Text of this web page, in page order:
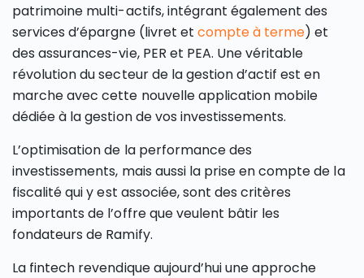
patrimoine multi-actifs, intégrant également des
services d’épargne (livret et compte à terme) et
des assurances-vie, PER et PEA. Une véritable
révolution du secteur de la gestion d’actif est en
marche avec cette nouvelle application mobile
dédiée à la gestion de vos investissements.
L’optimisation de la performance des
investissements, mais aussi la prise en compte de la
fiscalité qui y est associée, sont des critères
importants de l’offre que veulent bâtir les
fondateurs de Ramify.
La fintech revendique aujourd’hui une approche